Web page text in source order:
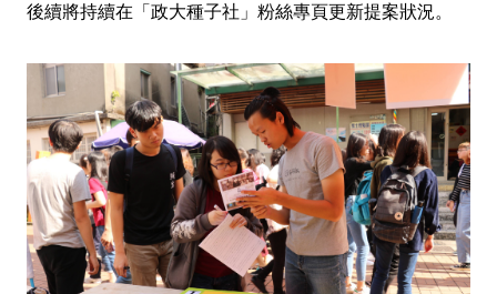
後續將持續在「政大種子社」粉絲專頁更新提案狀況。